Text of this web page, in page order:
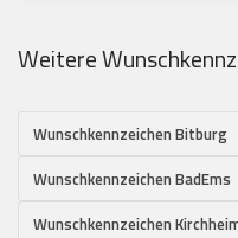
Weitere
Wunschkennzeichen Bitburg
Wunschkennzeichen BadEms
Wunschkennzeichen